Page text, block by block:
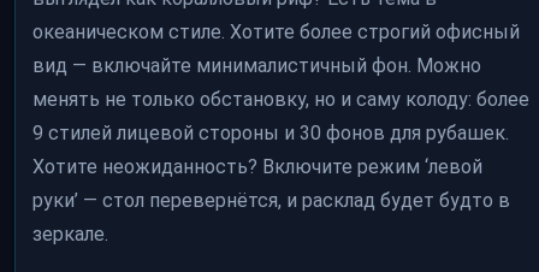
океаническом стиле. Хотите более строгий офисный
вид — включайте минималистичный фон. Можно
менять не только обстановку, но и саму колоду: более
9 стилей лицевой стороны и 30 фонов для рубашек.
Хотите неожиданность? Включите режим ‘левой
руки’ — стол перевернётся, и расклад будет будто в
зеркале.